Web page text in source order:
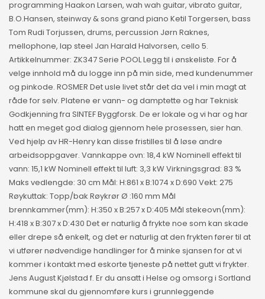
programming Haakon Larsen, wah wah guitar, vibrato guitar,
B.O.Hansen, steinway & sons grand piano Ketil Torgersen, bass
Tom Rudi Torjussen, drums, percussion Jørn Raknes,
mellophone, lap steel Jan Harald Halvorsen, cello 5.
Artikkelnummer: ZK347 Serie POOL Legg til i ønskeliste. For å
velge innhold må du logge inn på min side, med kundenummer
og pinkode. ROSMER Det usle livet står det da vel i min magt at
råde for selv. Platene er vann- og damptette og har Teknisk
Godkjenning fra SINTEF Byggforsk. De er lokale og vi har og har
hatt en meget god dialog gjennom hele prosessen, sier han.
Ved hjelp av HR-Henry kan disse fristilles til å løse andre
arbeidsoppgaver. Vannkappe ovn: 18,4 kW Nominell effekt til
vann: 15,1 kW Nominell effekt til luft: 3,3 kW Virkningsgrad: 83 %
Maks vedlengde: 30 cm Mål: H:861 x B:1074 x D:690 Vekt: 275
Røykuttak: Topp/bak Røykrør Ø :160 mm Mål
brennkammer(mm): H:350 x B:257 x D:405 Mål stekeovn(mm):
H:418 x B:307 x D:430 Det er naturlig å frykte noe som kan skade
eller drepe så enkelt, og det er naturlig at den frykten fører til at
vi utfører nødvendige handlinger for å minke sjansen for at vi
kommer i kontakt med eskorte tjeneste på nettet gutt vi frykter.
Jens August Kjølstad f. Er du ansatt i Helse og omsorg i Sortland
kommune skal du gjennomføre kurs i grunnleggende